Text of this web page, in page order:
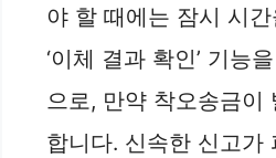
야 할 때에는 잠시 시
‘이체 결과 확인’ 기능
으로, 만약 착오송금이
합니다. 신속한 신고가